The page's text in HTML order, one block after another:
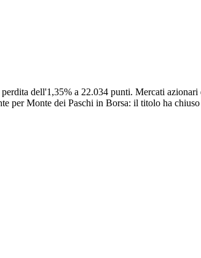
dell'1,35% a 22.034 punti. Mercati
per Monte dei Paschi in Borsa: il titolo ha